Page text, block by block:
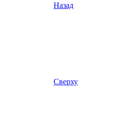
Назад
Сверху